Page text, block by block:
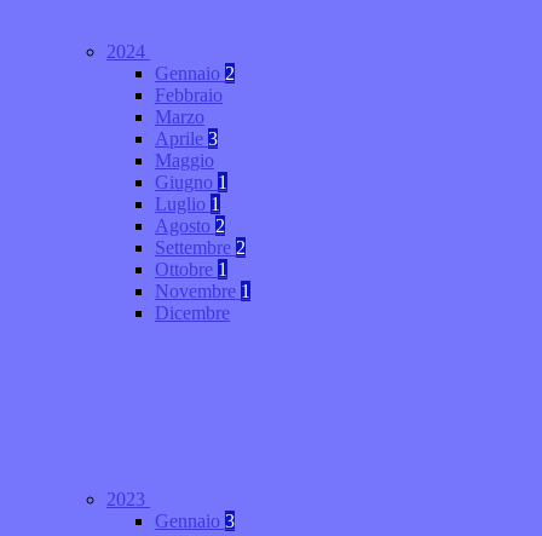
2024
Gennaio 2
Febbraio
Marzo
Aprile 3
Maggio
Giugno 1
Luglio 1
Agosto 2
Settembre 2
Ottobre 1
Novembre 1
Dicembre
2023
Gennaio 3